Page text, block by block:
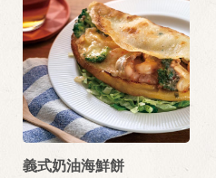
義式奶油海鮮餅